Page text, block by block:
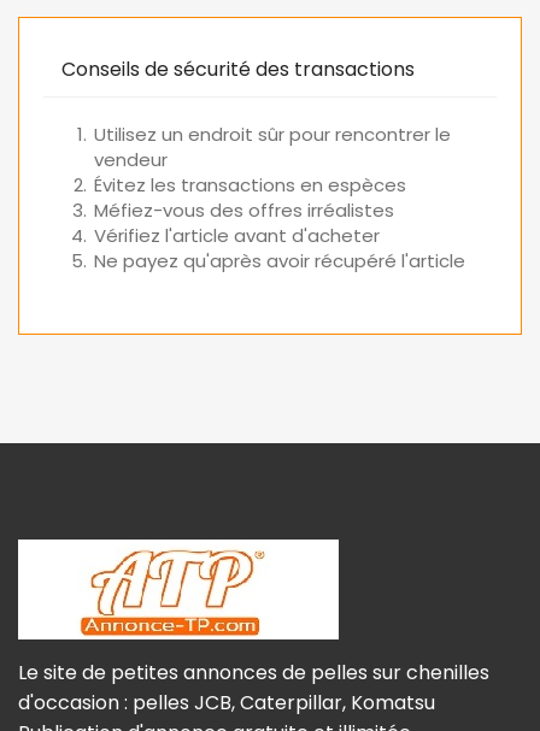
Conseils de sécurité des transactions
Utilisez un endroit sûr pour rencontrer le
vendeur
Évitez les transactions en espèces
Méfiez-vous des offres irréalistes
Vérifiez l'article avant d'acheter
Ne payez qu'après avoir récupéré l'article
Le site de petites annonces de pelles sur chenilles
d'occasion : pelles JCB, Caterpillar, Komatsu